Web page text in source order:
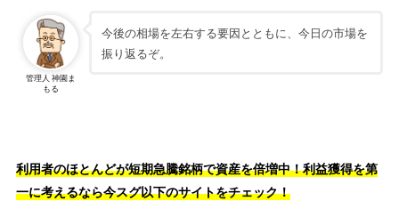
管理人 神園ま
もる
今後の相場を左右する要因とともに、今日の市場を
振り返るぞ。
利用者のほとんどが短期急騰銘柄で資産を倍増中！利益獲得を第
一に考えるなら今スグ以下のサイトをチェック！